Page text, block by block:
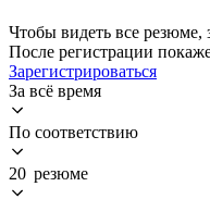
Чтобы видеть все резюме,
После регистрации
Зарегистрироваться
За всё время
По соответствию
20 резюме